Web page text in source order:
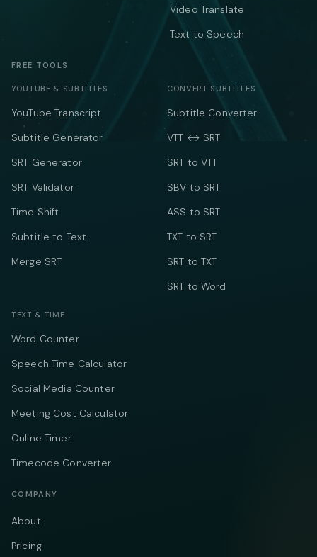
Video Translate
Text to Speech
FREE TOOLS
YOUTUBE & SUBTITLES
YouTube Transcript
Subtitle Generator
SRT Generator
SRT Validator
Time Shift
Subtitle to Text
Merge SRT
CONVERT SUBTITLES
Subtitle Converter
VTT ↔ SRT
SRT to VTT
SBV to SRT
ASS to SRT
TXT to SRT
SRT to TXT
SRT to Word
TEXT & TIME
Word Counter
Speech Time Calculator
Social Media Counter
Meeting Cost Calculator
Online Timer
Timecode Converter
COMPANY
About
Pricing